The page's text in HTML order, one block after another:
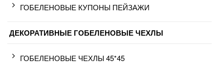
ГОБЕЛЕНОВЫЕ КУПОНЫ ПЕЙЗАЖИ
ДЕКОРАТИВНЫЕ ГОБЕЛЕНОВЫЕ ЧЕХЛЫ
ГОБЕЛЕНОВЫЕ ЧЕХЛЫ 45*45